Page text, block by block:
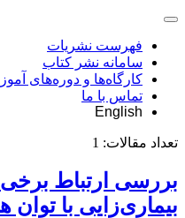
فهرست نشریات
سامانه نشر کتاب
کارگاه‌ها و دوره‌های
تماس با ما
English
تعداد مقالات: 1
بررسی ارتباط برخی
بیماری‌زایی با